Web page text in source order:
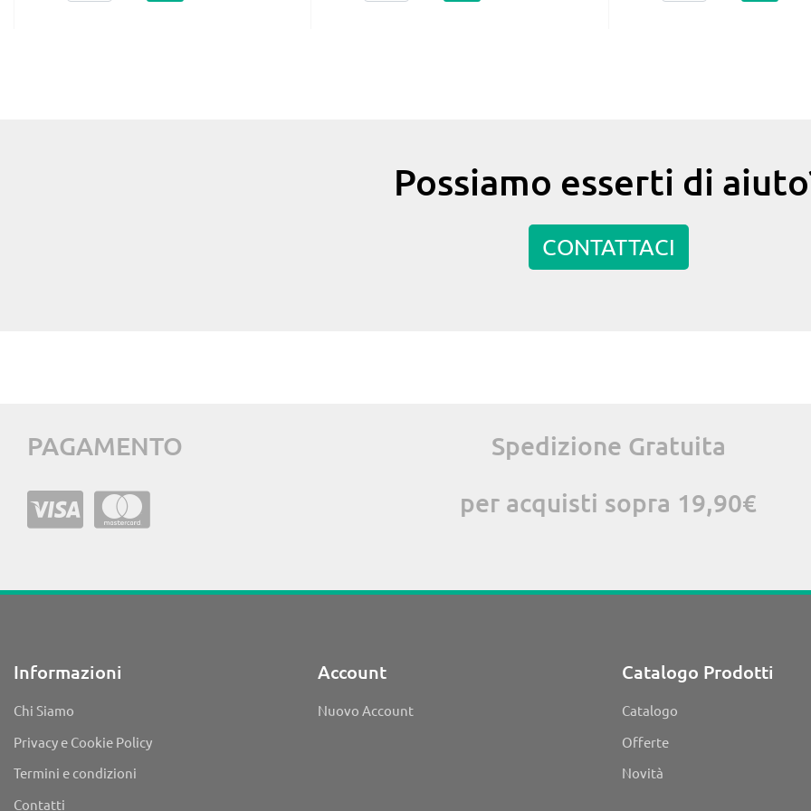
Possiamo esserti di
CONTATTACI
PAGAMENTO
Spedizione Gratuita
per acquisti sopra 19,90€
Informazioni
Chi Siamo
Privacy e Cookie Policy
Termini e condizioni
Contatti
Account
Nuovo Account
Catalogo Prodotti
Catalogo
Offerte
Novità